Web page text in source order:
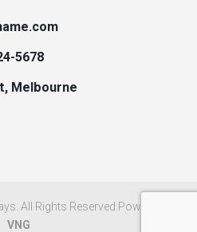
5678
Melbourne
All Rights Reserved.Powered by
VNG